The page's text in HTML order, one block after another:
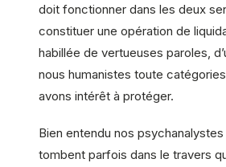
doit fonctionner dans les deux
constituer une opération de
habillée de vertueuses paroles,
nous humanistes toute
avons intérêt à protéger.
Bien entendu nos
tombent parfois dans le travers